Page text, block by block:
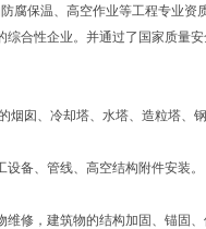
腐保温、高空作业等工程专业资
综合性企业。并通过了国家质量
烟囱、冷却塔、水塔、造粒塔、
备、管线、高空结构附件安装。
修，建筑物的结构加固、锚固